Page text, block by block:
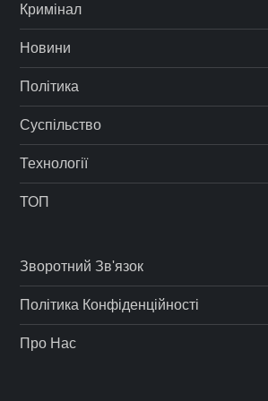
Кримінал
Новини
Політика
Суспільство
Технології
ТОП
Зворотний Зв'язок
Політика Конфіденційності
Про Нас